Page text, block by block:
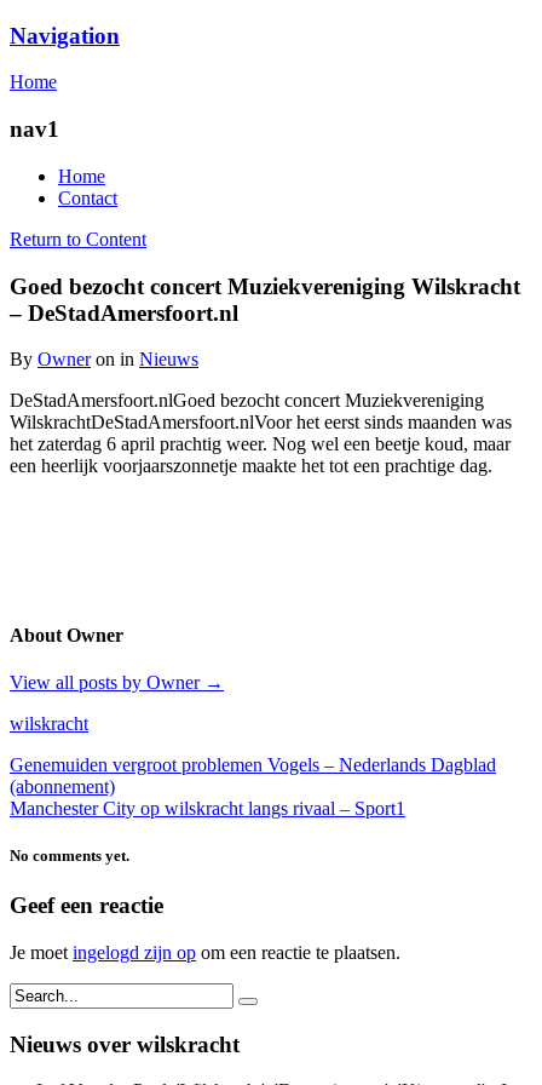
Navigation
Egodepletie
Home
nav1
Home
Contact
Return to Content
Goed bezocht concert Muziekvereniging Wilskracht
– DeStadAmersfoort.nl
By Owner on in Nieuws
DeStadAmersfoort.nlGoed bezocht concert Muziekvereniging
WilskrachtDeStadAmersfoort.nlVoor het eerst sinds maanden was
het zaterdag 6 april prachtig weer. Nog wel een beetje koud, maar
een heerlijk voorjaarszonnetje maakte het tot een prachtige dag.
About Owner
View all posts by Owner →
wilskracht
Genemuiden vergroot problemen Vogels – Nederlands Dagblad
(abonnement)
Manchester City op wilskracht langs rivaal – Sport1
No comments yet.
Geef een reactie
Je moet ingelogd zijn op om een reactie te plaatsen.
Nieuws over wilskracht